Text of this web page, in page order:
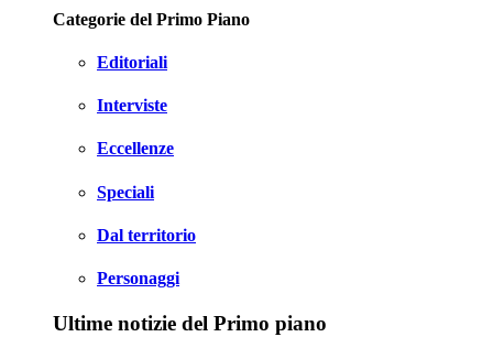
Categorie del Primo Piano
Editoriali
Interviste
Eccellenze
Speciali
Dal territorio
Personaggi
Ultime notizie del Primo piano